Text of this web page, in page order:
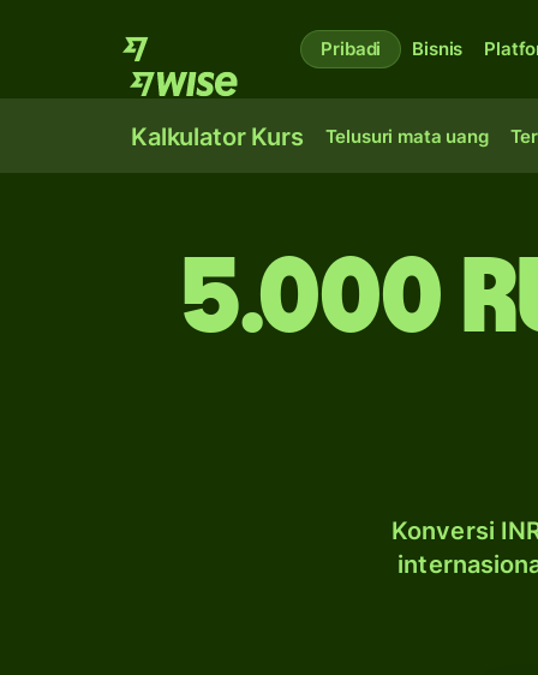
Pribadi Bisnis
Kalkulator Kurs Telusuri mata uang
5.000
Konversi